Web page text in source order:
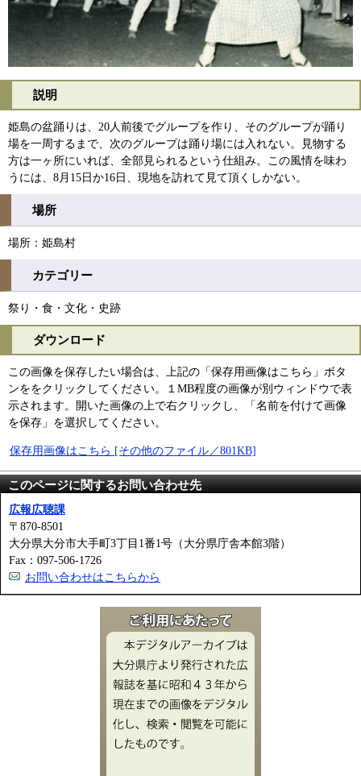
説明
姫島の盆踊りは、20人前後でグループを作り、そのグループが踊り
場を一周するまで、次のグループは踊り場には入れない。見物する
方は一ヶ所にいれば、全部見られるという仕組み。この風情を味わ
うには、8月15日か16日、現地を訪れて見て頂くしかない。
場所
場所：姫島村
カテゴリー
祭り・食・文化・史跡
ダウンロード
この画像を保存したい場合は、上記の「保存用画像はこちら」ボタ
ンををクリックしてください。１MB程度の画像が別ウィンドウで表
示されます。開いた画像の上で右クリックし、「名前を付けて画像
を保存」を選択してください。
保存用画像はこちら [その他のファイル／801KB]
このページに関するお問い合わせ先
広報広聴課
〒870-8501
大分県大分市大手町3丁目1番1号（大分県庁舎本館3階）
Fax：097-506-1726
お問い合わせはこちらから